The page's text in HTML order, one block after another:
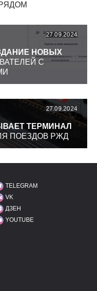
27.09.2024
НОВЫХ
С
27.09.2024
ТЕРМИНАЛ
ПОЕЗДОВ РЖД
В СОЦИАЛЬНЫХ
TELEGRAM
VK
ДЗЕН
YOUTUBE